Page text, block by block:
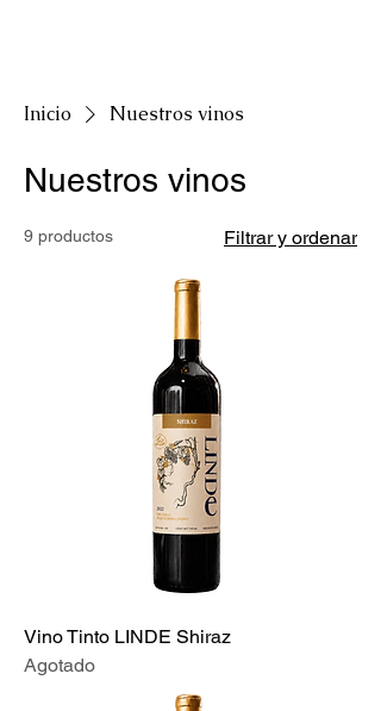
Inicio Nuestros vinos
Nuestros vinos
9 productos Filtrar y ordenar
Vino Tinto LINDE Shiraz
Agotado